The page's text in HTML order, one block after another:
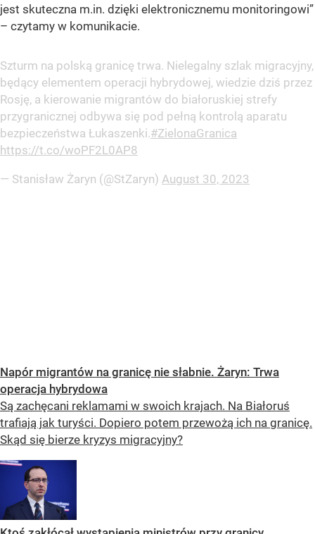
jest skuteczna m.in. dzięki elektronicznemu monitoringowi”
– czytamy w komunikacie.
Szturm na polską granicę trwa. Nielegalny szlak migracyjny,
będący elementem operacji hybrydowej, wiedzie dziś przez
Rosję, a kierowanie migrantów do białoruskiej strefy
przygranicznej odbywa się pod pełną kontrolą aparatu
bezpieczeństwa Łukaszenki.#ZielonaGranica
https://t.co/woPF2L0AP8
— Stanisław Żaryn (@StZaryn) August 30, 2023
Napór migrantów na granicę nie słabnie. Żaryn: Trwa
operacja hybrydowa
Są zachęcani reklamami w swoich krajach. Na Białoruś
trafiają jak turyści. Dopiero potem przewożą ich na granicę.
Skąd się bierze kryzys migracyjny?